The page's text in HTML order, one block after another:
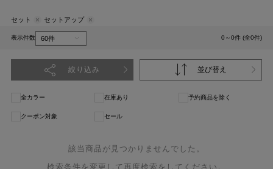
セット セットアップ
表示件数 0～0件 (全0件)
絞り込み 並び替え
全カラー 在庫あり 予約商品を除く
クーポン対象 セール
該当商品が見つかりませんでした。
検索条件を変更して再度検索をしてください。